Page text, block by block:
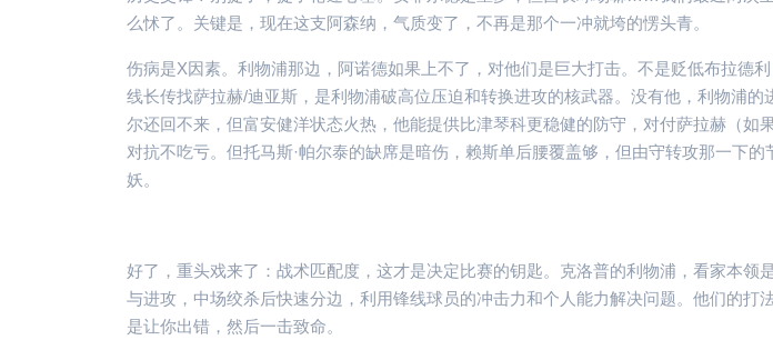
么怵了。关键是，现在这支阿森纳，气质变了，不再是那个一冲就垮的愣头青。
伤病是X因素。利物浦那边，阿诺德如果上不了，对他们是巨大打击。不是贬低布拉德
线长传找萨拉赫/迪亚斯，是利物浦破高位压迫和转换进攻的核武器。没有他，利物浦的
尔还回不来，但富安健洋状态火热，他能提供比津琴科更稳健的防守，对付萨拉赫（如
对抗不吃亏。但托马斯·帕尔泰的缺席是暗伤，赖斯单后腰覆盖够，但由守转攻那一下
妖。
好了，重头戏来了：战术匹配度，这才是决定比赛的钥匙。克洛普的利物浦，看家本领
与进攻，中场绞杀后快速分边，利用锋线球员的冲击力和个人能力解决问题。他们的打
是让你出错，然后一击致命。